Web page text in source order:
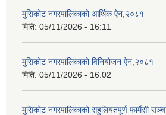
मुसिकोट नगरपालिकाको आर्थिक ऐन,२०८१
मिति: 05/11/2026 - 16:11
मुसिकोट नगरपालिकाको विनियोजन ऐन,२०८१
मिति: 05/11/2026 - 16:02
मुसिकोट नगरपालिकाको सहुलियतपूर्ण फार्मेसी